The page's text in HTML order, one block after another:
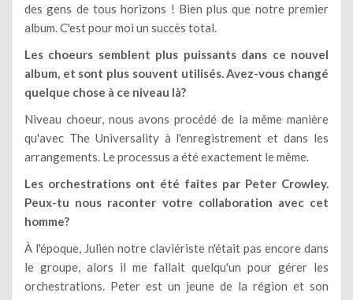
des gens de tous horizons ! Bien plus que notre premier
album. C'est pour moi un succès total.
Les choeurs semblent plus puissants dans ce nouvel
album, et sont plus souvent utilisés. Avez-vous changé
quelque chose à ce niveau là?
Niveau choeur, nous avons procédé de la même manière
qu'avec The Universality à l'enregistrement et dans les
arrangements. Le processus a été exactement le même.
Les orchestrations ont été faites par Peter Crowley.
Peux-tu nous raconter votre collaboration avec cet
homme?
À l'époque, Julien notre claviériste n'était pas encore dans
le groupe, alors il me fallait quelqu'un pour gérer les
orchestrations. Peter est un jeune de la région et son